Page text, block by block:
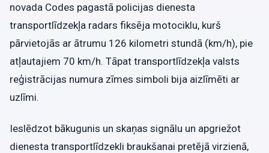
novada Codes pagastā policijas dienesta
transportlīdzekļa radars fiksēja motociklu, kurš
pārvietojās ar ātrumu 126 kilometri stundā (km/h), pie
atļautajiem 70 km/h. Tāpat transportlīdzekļa valsts
reģistrācijas numura zīmes simboli bija aizlīmēti ar
uzlīmi.
Ieslēdzot bākugunis un skaņas signālu un apgriežot
dienesta transportlīdzekli braukšanai pretējā virzienā,